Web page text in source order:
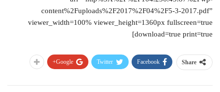
content%2Fuploads%2F2017%2F04%2F5-3-2017.pdf”
viewer_width=100% viewer_height=1360px fullscreen=true
download=true print=true]
Share
Facebook
Twitter
Google+